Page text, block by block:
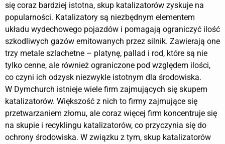
się coraz bardziej istotna, skup katalizatorów zyskuje na
popularności. Katalizatory są niezbędnym elementem
układu wydechowego pojazdów i pomagają ograniczyć ilość
szkodliwych gazów emitowanych przez silnik. Zawierają one
trzy metale szlachetne – platynę, pallad i rod, które są nie
tylko cenne, ale również ograniczone pod względem ilości,
co czyni ich odzysk niezwykle istotnym dla środowiska.
W Dymchurch istnieje wiele firm zajmujących się skupem
katalizatorów. Większość z nich to firmy zajmujące się
przetwarzaniem złomu, ale coraz więcej firm koncentruje się
na skupie i recyklingu katalizatorów, co przyczynia się do
ochrony środowiska. W związku z tym, skup katalizatorów